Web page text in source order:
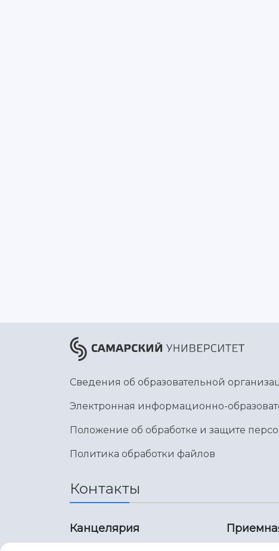
Сведения об образовательной
Электронная информационно-
Положение об обработке и защите
Политика обработки файлов
Контакты
Канцелярия